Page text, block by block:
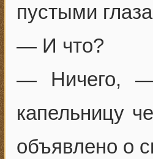
пустыми
— И что?
— Ничего,
капельницу
объявлено о